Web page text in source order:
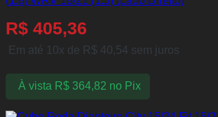
R$ 405,36
Em até 10x de R$ 40,54 sem juros
À vista R$364,82 no Pix